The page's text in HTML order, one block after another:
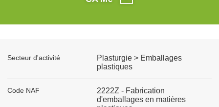
Secteur d'activité
Plasturgie > Emballages
plastiques
Code NAF
2222Z - Fabrication
d'emballages en matières